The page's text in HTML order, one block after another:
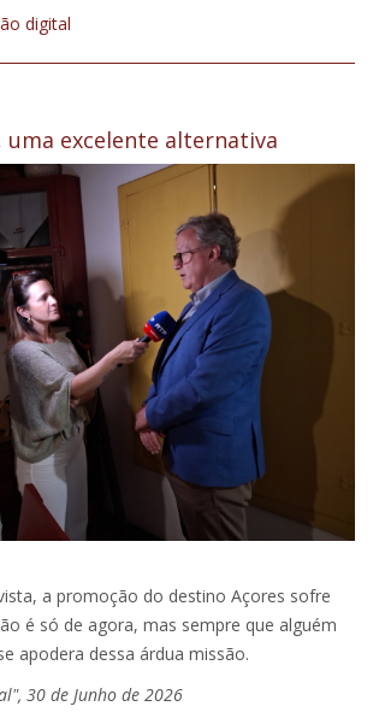
digital
excelente alternativa
a promoção do destino Açores sofre
é só de agora, mas sempre que alguém
apodera dessa árdua missão.
30 de Junho de 2026